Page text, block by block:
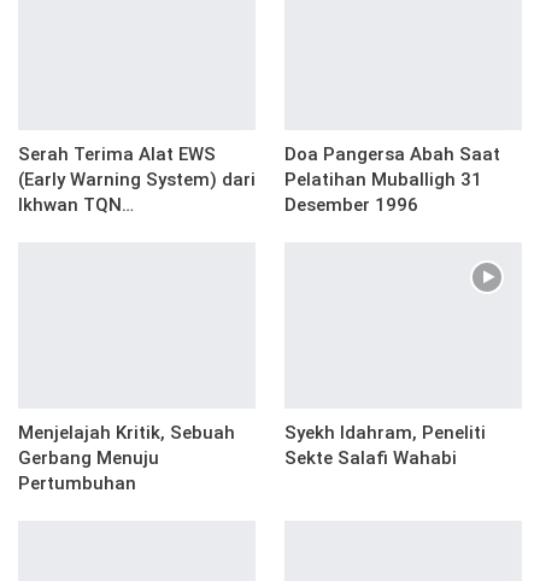
Serah Terima Alat EWS
(Early Warning System) dari
Ikhwan TQN…
Doa Pangersa Abah Saat
Pelatihan Muballigh 31
Desember 1996
Menjelajah Kritik, Sebuah
Gerbang Menuju
Pertumbuhan
Syekh Idahram, Peneliti
Sekte Salafi Wahabi